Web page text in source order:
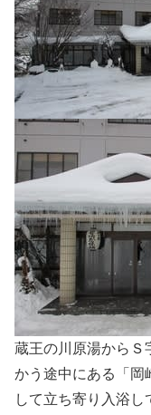
蔵王の川原湯からＳ
かう途中にある「岡
して立ち寄り入浴